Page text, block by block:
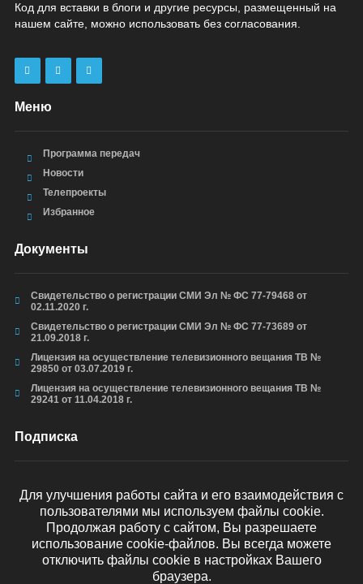
Код для вставки в блоги и другие ресурсы, размещенный на
нашем сайте, можно использовать без согласования.
Меню
Программа передач
Новости
Телепроекты
Избранное
Документы
Свидетельство о регистрации СМИ Эл № ФС 77-79468 от
02.11.2020 г.
Свидетельство о регистрации СМИ Эл № ФС 77-73689 от
21.09.2018 г.
Лицензия на осуществление телевизионного вещания ТВ №
29850 от 03.07.2019 г.
Лицензия на осуществление телевизионного вещания ТВ №
29241 от 11.04.2018 г.
Подписка
ОТПРАВИТЬ
Для улучшения работы сайта и его взаимодействия с
пользователями мы используем файлы cookie.
Продолжая работу с сайтом, Вы разрешаете
использование cookie-файлов. Вы всегда можете
отключить файлы cookie в настройках Вашего
браузера.